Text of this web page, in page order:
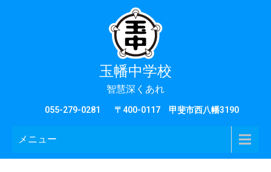
玉幡中学校
智慧深くあれ
055-279-0281 〒400-0117 甲斐市西八幡3190
メニュー